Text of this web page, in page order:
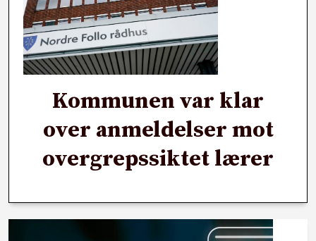
Kommunen var klar
over anmeldelser mot
overgrepssiktet lærer